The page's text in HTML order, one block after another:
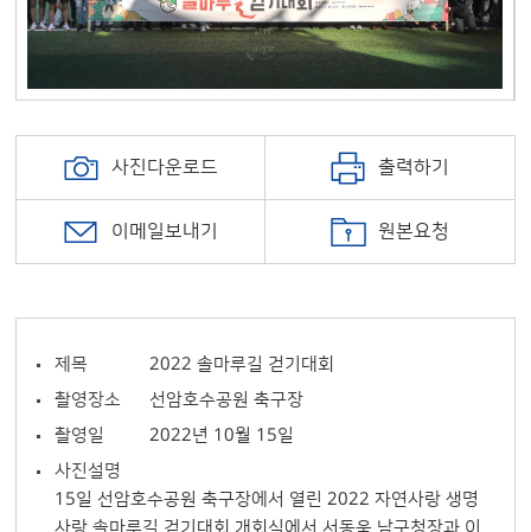
사진다운로드 출력하기
이메일보내기 원본요청
제목
2022 솔마루길 걷기대회
촬영장소
선암호수공원 축구장
촬영일
2022년 10월 15일
사진설명
15일 선암호수공원 축구장에서 열린 2022 자연사랑 생명
사랑 솔마루길 걷기대회 개회식에서 서동욱 남구청장과 이